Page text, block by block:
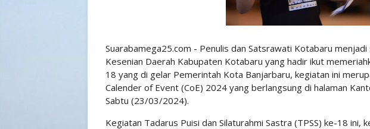
Suarabamega25.com - Penulis dan Satsrawati Kotabaru
Kesenian Daerah Kabupaten Kotabaru yang hadir ikut
18 yang di gelar Pemerintah Kota Banjarbaru, kegiatan ini
Calender of Event (CoE) 2024 yang berlangsung di halaman
Sabtu (23/03/2024).
Kegiatan Tadarus Puisi dan Silaturahmi Sastra (TPSS) ke-18 ini,